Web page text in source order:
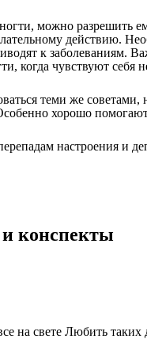
можно разрешить
действию.
к заболеваниям.
когда чувствуют себя
теми же
хорошо
настроения и
и конспекты
на свете Любить